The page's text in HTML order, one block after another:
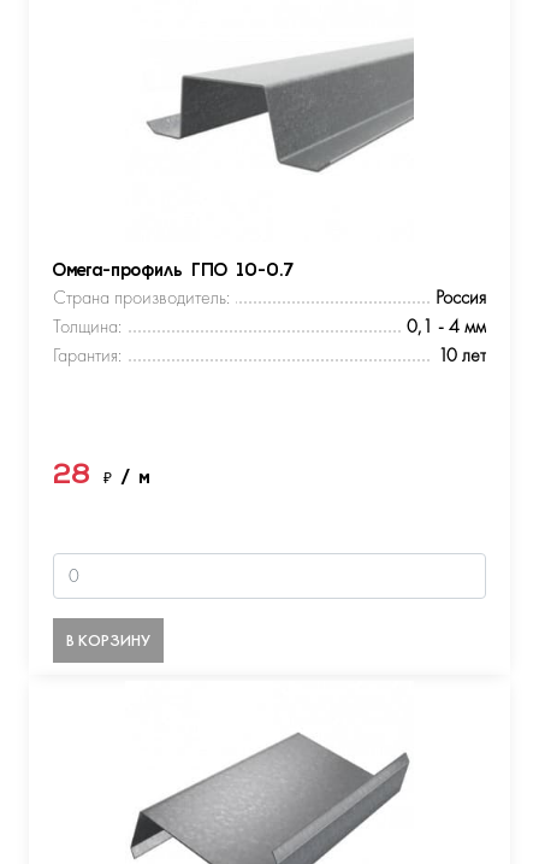
Омега-профиль ГПО 10-0.7
Страна производитель:
Россия
Толщина:
0,1 - 4 мм
Гарантия:
10 лет
28 ₽ / м
В КОРЗИНУ